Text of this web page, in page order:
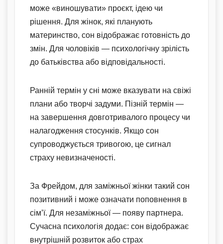
може «виношувати» проєкт, ідею чи
рішення. Для жінок, які планують
материнство, сон відображає готовність до
змін. Для чоловіків — психологічну зрілість
до батьківства або відповідальності.
Ранній термін у сні може вказувати на свіжі
плани або творчі задуми. Пізній термін —
на завершення довготривалого процесу чи
налагодження стосунків. Якщо сон
супроводжується тривогою, це сигнал
страху невизначеності.
За Фрейдом, для заміжньої жінки такий сон
позитивний і може означати поповнення в
сім’ї. Для незаміжньої — появу партнера.
Сучасна психологія додає: сон відображає
внутрішній розвиток або страх